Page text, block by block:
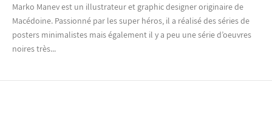
Marko Manev est un illustrateur et graphic designer originaire de
Macédoine. Passionné par les super héros, il a réalisé des séries de
posters minimalistes mais également il y a peu une série d’oeuvres
noires très...